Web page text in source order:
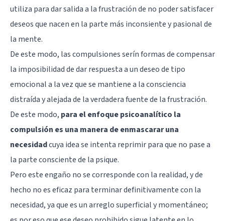
utiliza para dar salida a la frustración de no poder satisfacer
deseos que nacen en la parte más inconsiente y pasional de
la mente.
De este modo, las compulsiones serín formas de compensar
la imposibilidad de dar respuesta a un deseo de tipo
emocional a la vez que se mantiene a la consciencia
distraída y alejada de la verdadera fuente de la frustración.
De este modo, para el enfoque psicoanalítico la
compulsión es una manera de enmascarar una
necesidadcuya idea se intenta reprimir para que no pase a
la parte consciente de la psique.
Pero este engaño no se corresponde con la realidad, y de
hecho no es eficaz para terminar definitivamente con la
necesidad, ya que es un arreglo superficial y momentáneo;